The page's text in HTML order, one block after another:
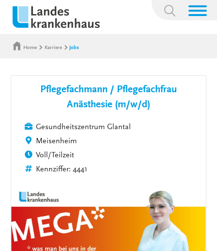
Suchbegriff:
Home Karriere Jobs
Pflegefachmann / Pflegefachfrau
Anästhesie (m/w/d)
Gesundheitszentrum Glantal
Meisenheim
Voll/Teilzeit
Kennziffer: 4441